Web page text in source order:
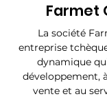
Farmet
La société
entreprise
dynamique
développement,
vente et au